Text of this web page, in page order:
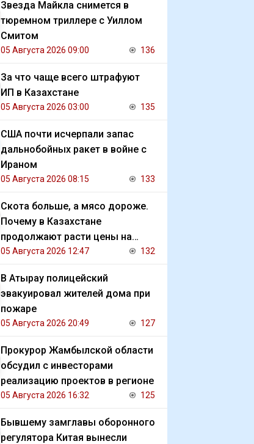
Звезда Майкла снимется в
тюремном триллере с Уиллом
Смитом
05 Августа 2026 09:00 136
За что чаще всего штрафуют
ИП в Казахстане
05 Августа 2026 03:00 135
США почти исчерпали запас
дальнобойных ракет в войне с
Ираном
05 Августа 2026 08:15 133
Скота больше, а мясо дороже.
Почему в Казахстане
продолжают расти цены на
баранину и конину
05 Августа 2026 12:47 132
В Атырау полицейский
эвакуировал жителей дома при
пожаре
05 Августа 2026 20:49 127
Прокурор Жамбылской области
обсудил с инвесторами
реализацию проектов в регионе
05 Августа 2026 16:32 125
Бывшему замглавы оборонного
регулятора Китая вынесли